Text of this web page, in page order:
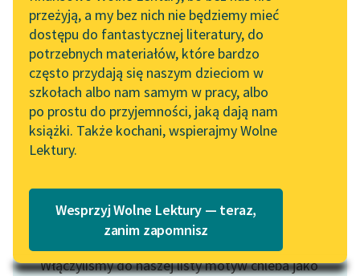
online z tłumaczkami
literatury skandynawskiej
Spotkanie z Katarzyną
Tunkiel w Oslo
102. lata temu zmarł
Joseph Conrad
Lektury szkolne i klasyka
literatury do słuchania dla
uczennic i uczniów z
API
OAI-PMH
Widget Wolnych Lektur
Przypisy
Katalog w formacie PDF
przeżyją, a my bez nich nie będziemy mieć
dostępu do fantastycznej literatury, do
potrzebnych materiałów, które bardzo
często przydają się naszym dzieciom w
szkołach albo nam samym w pracy, albo
po prostu do przyjemności, jaką dają nam
książki. Także kochani, wspierajmy Wolne
Lektury.
Wesprzyj Wolne Lektury — teraz,
zanim zapomnisz
chleb pozostały na
stole. Zdaje mi się...
Czytaj więcej
Motyw: Chleb
Włączyliśmy do naszej listy motyw chleba jako